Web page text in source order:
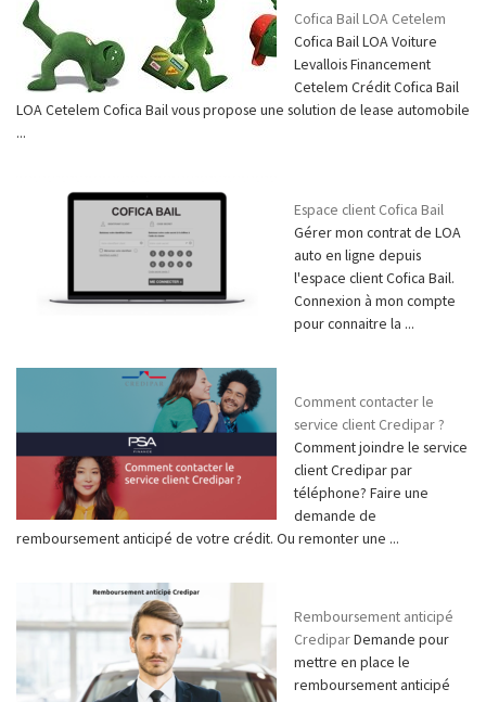
Cofica Bail LOA Cetelem
Cofica Bail LOA Voiture
Levallois Financement
Cetelem Crédit Cofica Bail
LOA Cetelem Cofica Bail vous propose une solution de lease automobile
...
Espace client Cofica Bail
Gérer mon contrat de LOA
auto en ligne depuis
l'espace client Cofica Bail.
Connexion à mon compte
pour connaitre la ...
Comment contacter le
service client Credipar ?
Comment joindre le service
client Credipar par
téléphone? Faire une
demande de
remboursement anticipé de votre crédit. Ou remonter une ...
Remboursement anticipé
CrediparDemande pour
mettre en place le
remboursement anticipé